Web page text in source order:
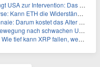
Das größte Risiko seit 15 Jahren
der gleitenden Durchschnitte überwinden?
das Alter deutlich mehr als Sie denken
Arbeitsmarktdaten, Fed-Zinserhöhungschancen sinken auf 44%
wenn die $1-Unterstützung am Wochenende verloren geht?